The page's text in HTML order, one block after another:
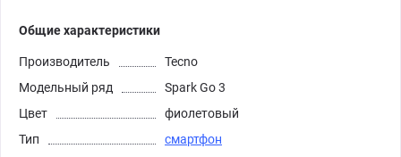
Общие характеристики
Производитель
Tecno
Модельный ряд
Spark Go 3
Цвет
фиолетовый
Тип
смартфон